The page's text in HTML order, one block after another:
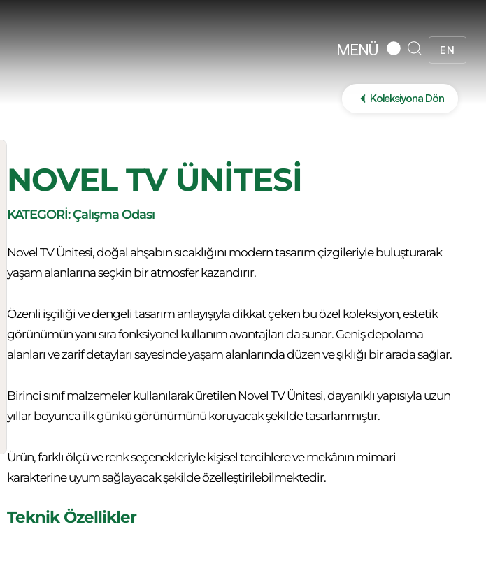
MENÜ EN
Koleksiyona Dön
NOVEL TV ÜNİTESİ
KATEGORİ: Çalışma Odası
Novel TV Ünitesi, doğal ahşabın sıcaklığını modern tasarım çizgileriyle buluşturarak
yaşam alanlarına seçkin bir atmosfer kazandırır.
Özenli işçiliği ve dengeli tasarım anlayışıyla dikkat çeken bu özel koleksiyon, estetik
görünümün yanı sıra fonksiyonel kullanım avantajları da sunar. Geniş depolama
alanları ve zarif detayları sayesinde yaşam alanlarında düzen ve şıklığı bir arada sağlar.
Birinci sınıf malzemeler kullanılarak üretilen Novel TV Ünitesi, dayanıklı yapısıyla uzun
yıllar boyunca ilk günkü görünümünü koruyacak şekilde tasarlanmıştır.
Ürün, farklı ölçü ve renk seçenekleriyle kişisel tercihlere ve mekânın mimari
karakterine uyum sağlayacak şekilde özelleştirilebilmektedir.
Teknik Özellikler